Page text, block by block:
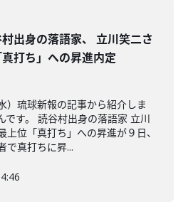
出身の落語家、 立川笑二さ
打ち」への昇進内定
）琉球新報の記事から紹介しま
です。 読谷村出身の落語家 立川
位「真打ち」への昇進が９日、
で真打ちに昇...